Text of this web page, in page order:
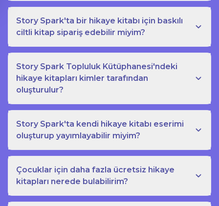
Story Spark'ta bir hikaye kitabı için baskılı
ciltli kitap sipariş edebilir miyim?
Story Spark Topluluk Kütüphanesi'ndeki
hikaye kitapları kimler tarafından
oluşturulur?
Story Spark'ta kendi hikaye kitabı eserimi
oluşturup yayımlayabilir miyim?
Çocuklar için daha fazla ücretsiz hikaye
kitapları nerede bulabilirim?